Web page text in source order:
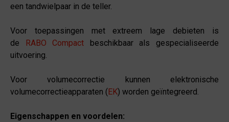
een tandwielpaar in de teller.
Voor toepassingen met extreem lage debieten is
de RABO Compact beschikbaar als gespecialiseerde
uitvoering.
Voor volumecorrectie kunnen elektronische
volumecorrectieapparaten (EK) worden geïntegreerd.
Eigenschappen en voordelen: